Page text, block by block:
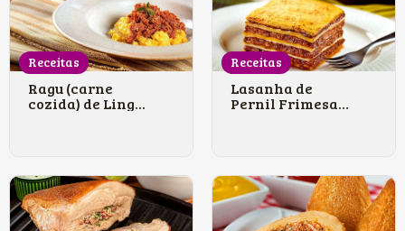
Receitas
Ragu (carne
cozida) de Ling...
Receitas
Lasanha de
Pernil Frimesa